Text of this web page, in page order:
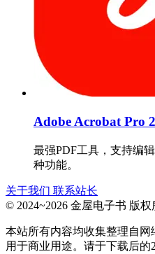
Adobe Acrobat Pro
最强PDF工具，支持编
种功能。
关于我们 联系站长
© 2024~2026 金屋电子书 版
本站所有内容均收集整理自
用于商业用途。请于下载后的